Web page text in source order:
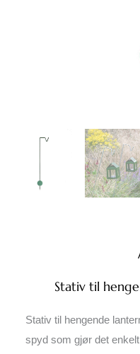
Stativ til
Stativ til hengende
spyd som gjør det